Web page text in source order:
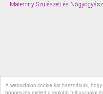
A weboldalon cookie-kat használunk,
böngészés mellett a legjobb felhasználói
Maternity Szülészeti és
© 2026 drberes.hu |Impresszum